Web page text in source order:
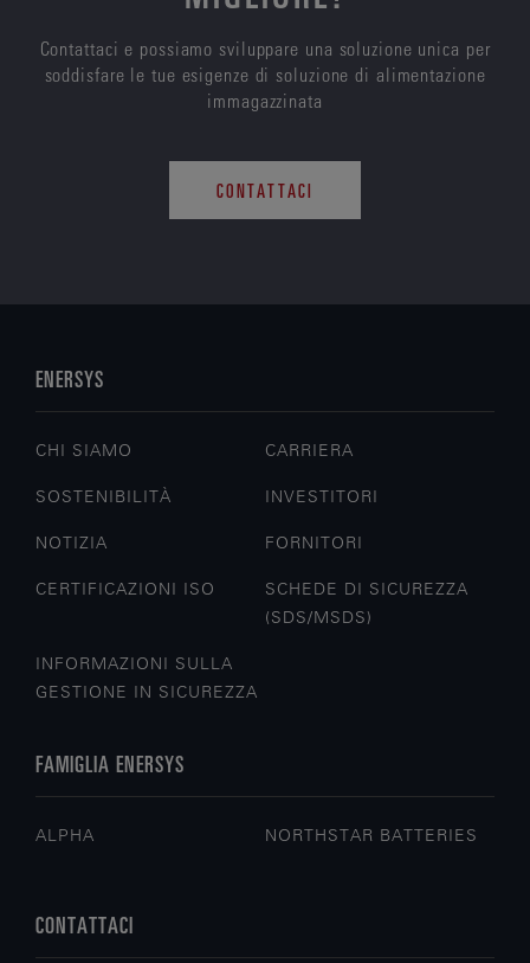
Contattaci e possiamo sviluppare una soluzione unica per
soddisfare le tue esigenze di soluzione di alimentazione
immagazzinata
CONTATTACI
ENERSYS
CHI SIAMO CARRIERA
SOSTENIBILITÀ INVESTITORI
NOTIZIA FORNITORI
CERTIFICAZIONI ISO
SCHEDE DI SICUREZZA
(SDS/MSDS)
INFORMAZIONI SULLA
GESTIONE IN SICUREZZA
FAMIGLIA ENERSYS
ALPHA NORTHSTAR BATTERIES
CONTATTACI